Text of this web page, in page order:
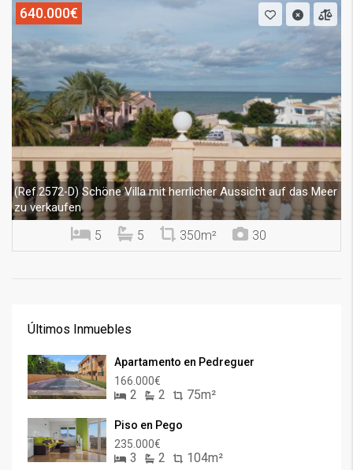
640.000€
(Ref.2572-D) Schöne Villa mit herrlicher Aussicht auf das Meer
zu verkaufen
5 5 350m² 30
Últimos Inmuebles
Apartamento en Pedreguer
166.000€
2 2 75m²
Piso en Pego
235.000€
3 2 104m²